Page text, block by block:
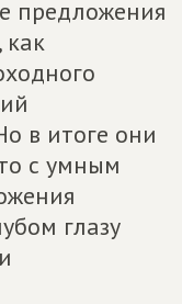
предложения
в итоге они
с умным
глазу